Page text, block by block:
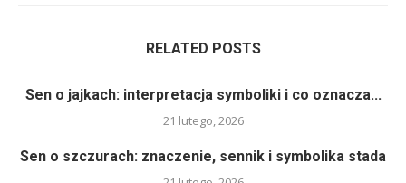
RELATED POSTS
Sen o jajkach: interpretacja symboliki i co oznacza...
21 lutego, 2026
Sen o szczurach: znaczenie, sennik i symbolika stada